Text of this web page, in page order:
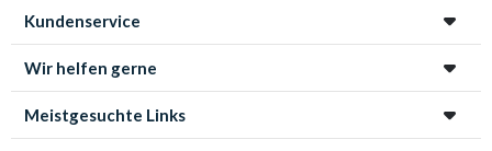
Kundenservice
Wir helfen gerne
Meistgesuchte Links